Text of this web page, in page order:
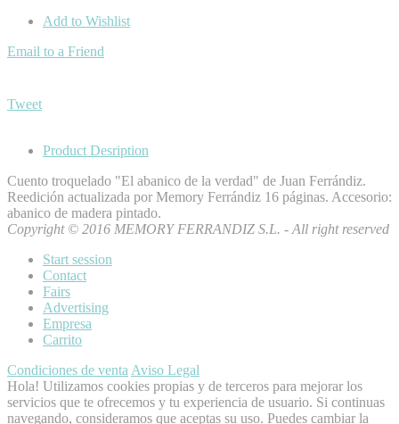
Add to Wishlist
Email to a Friend
Tweet
Product Desription
Cuento troquelado "El abanico de la verdad" de Juan Ferrándiz.
Reedición actualizada por Memory Ferrándiz 16 páginas. Accesorio:
abanico de madera pintado.
Copyright © 2016 MEMORY FERRANDIZ S.L. - All right reserved
Start session
Contact
Fairs
Advertising
Empresa
Carrito
Condiciones de venta Aviso Legal
Hola! Utilizamos cookies propias y de terceros para mejorar los
servicios que te ofrecemos y tu experiencia de usuario. Si continuas
navegando, consideramos que aceptas su uso. Puedes cambiar la